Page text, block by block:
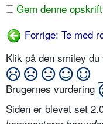
Gem denne
Forrige: Te med
Klik på den smiley
Brugernes vurdering
Siden er blevet set